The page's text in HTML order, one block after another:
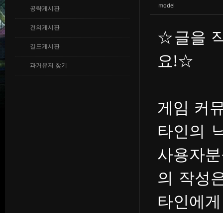
공략게시판
건의게시판
길드게시판
과거유저 찾기
model
☆글을
요!☆
게임 커
타인의
사용자
의 작성
타인에